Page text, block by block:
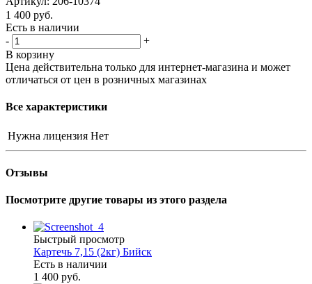
1 400 руб.
Есть в наличии
-
+
В корзину
Цена действительна только для интернет-магазина и может
отличаться от цен в розничных магазинах
Все характеристики
Нужна лицензия Нет
Отзывы
Посмотрите другие товары из этого раздела
Быстрый просмотр
Картечь 7,15 (2кг) Бийск
Есть в наличии
1 400 руб.